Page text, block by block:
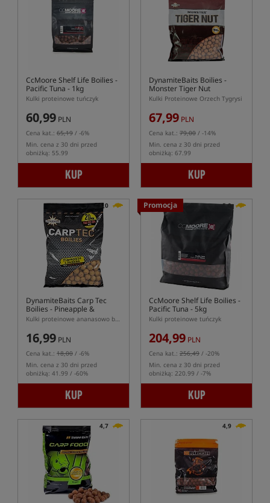
CcMoore Shelf Life Boilies -
Pacific Tuna - 1kg
Kulki proteinowe tuńczyk
60,99 PLN
Cena kat.: 65,19 / -6%
Min. cena z 30 dni przed
obniżką: 55.99
KUP
DynamiteBaits Boilies -
Monster Tiger Nut
Kulki Proteinowe Orzech Tygrysi
67,99 PLN
Cena kat.: 79,00 / -14%
Min. cena z 30 dni przed
obniżką: 67.99
KUP
5,0
DynamiteBaits Carp Tec
Boilies - Pineapple &
Banana
Kulki proteinowe ananasowo bananowe
16,99 PLN
Cena kat.: 18,00 / -6%
Min. cena z 30 dni przed
obniżką: 41.99 / -60%
KUP
Promocja 5,0
CcMoore Shelf Life Boilies -
Pacific Tuna - 5kg
Kulki proteinowe tuńczyk
204,99 PLN
Cena kat.: 256,49 / -20%
Min. cena z 30 dni przed
obniżką: 220.99 / -7%
KUP
4,7 4,9